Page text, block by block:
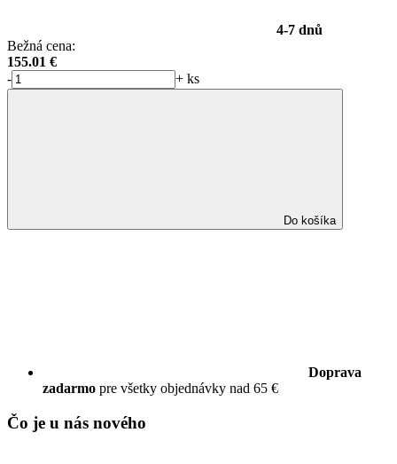
4-7 dnů
Bežná cena:
155.01 €
-
+ ks
Do košíka
Doprava
zadarmo pre všetky objednávky nad 65 €
Čo je u nás nového